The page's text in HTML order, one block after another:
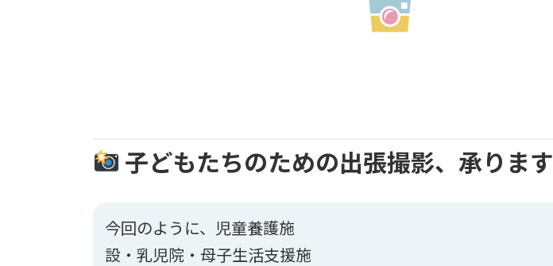
子どもたちのための出張撮影、承ります
今回のように、児童養護施
設・乳児院・母子生活支援施